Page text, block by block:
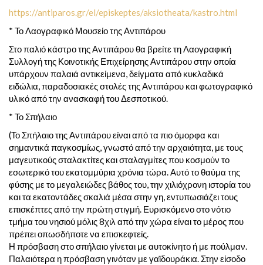
https://antiparos.gr/el/episkeptes/aksiotheata/kastro.html
* Το Λαογραφικό Μουσείο της Αντιπάρου
Στο παλιό κάστρο της Αντιπάρου θα βρείτε τη Λαογραφική
Συλλογή της Κοινοτικής Επιχείρησης Αντιπάρου στην οποία
υπάρχουν παλαιά αντικείμενα, δείγματα από κυκλαδικά
ειδώλια, παραδοσιακές στολές της Αντιπάρου και φωτογραφικό
υλικό από την ανασκαφή του Δεσποτικού.
* Το Σπήλαιο
(Το Σπήλαιο της Αντιπάρου είναι από τα πιο όμορφα και
σημαντικά παγκοσμίως, γνωστό από την αρχαιότητα, με τους
μαγευτικούς σταλακτίτες και σταλαγμίτες που κοσμούν το
εσωτερικό του εκατομμύρια χρόνια τώρα. Αυτό το θαύμα της
φύσης με το μεγαλειώδες βάθος του, την χιλιόχρονη ιστορία του
και τα εκατοντάδες σκαλιά μέσα στην γη, εντυπωσιάζει τους
επισκέπτες από την πρώτη στιγμή. Ευρισκόμενο στο νότιο
τμήμα του νησιού μόλις 8χιλ από την χώρα είναι το μέρος που
πρέπει οπωσδήποτε να επισκεφτείς.
Η πρόσβαση στο σπήλαιο γίνεται με αυτοκίνητο ή με πούλμαν.
Παλαιότερα η πρόσβαση γινόταν με γαϊδουράκια. Στην είσοδο